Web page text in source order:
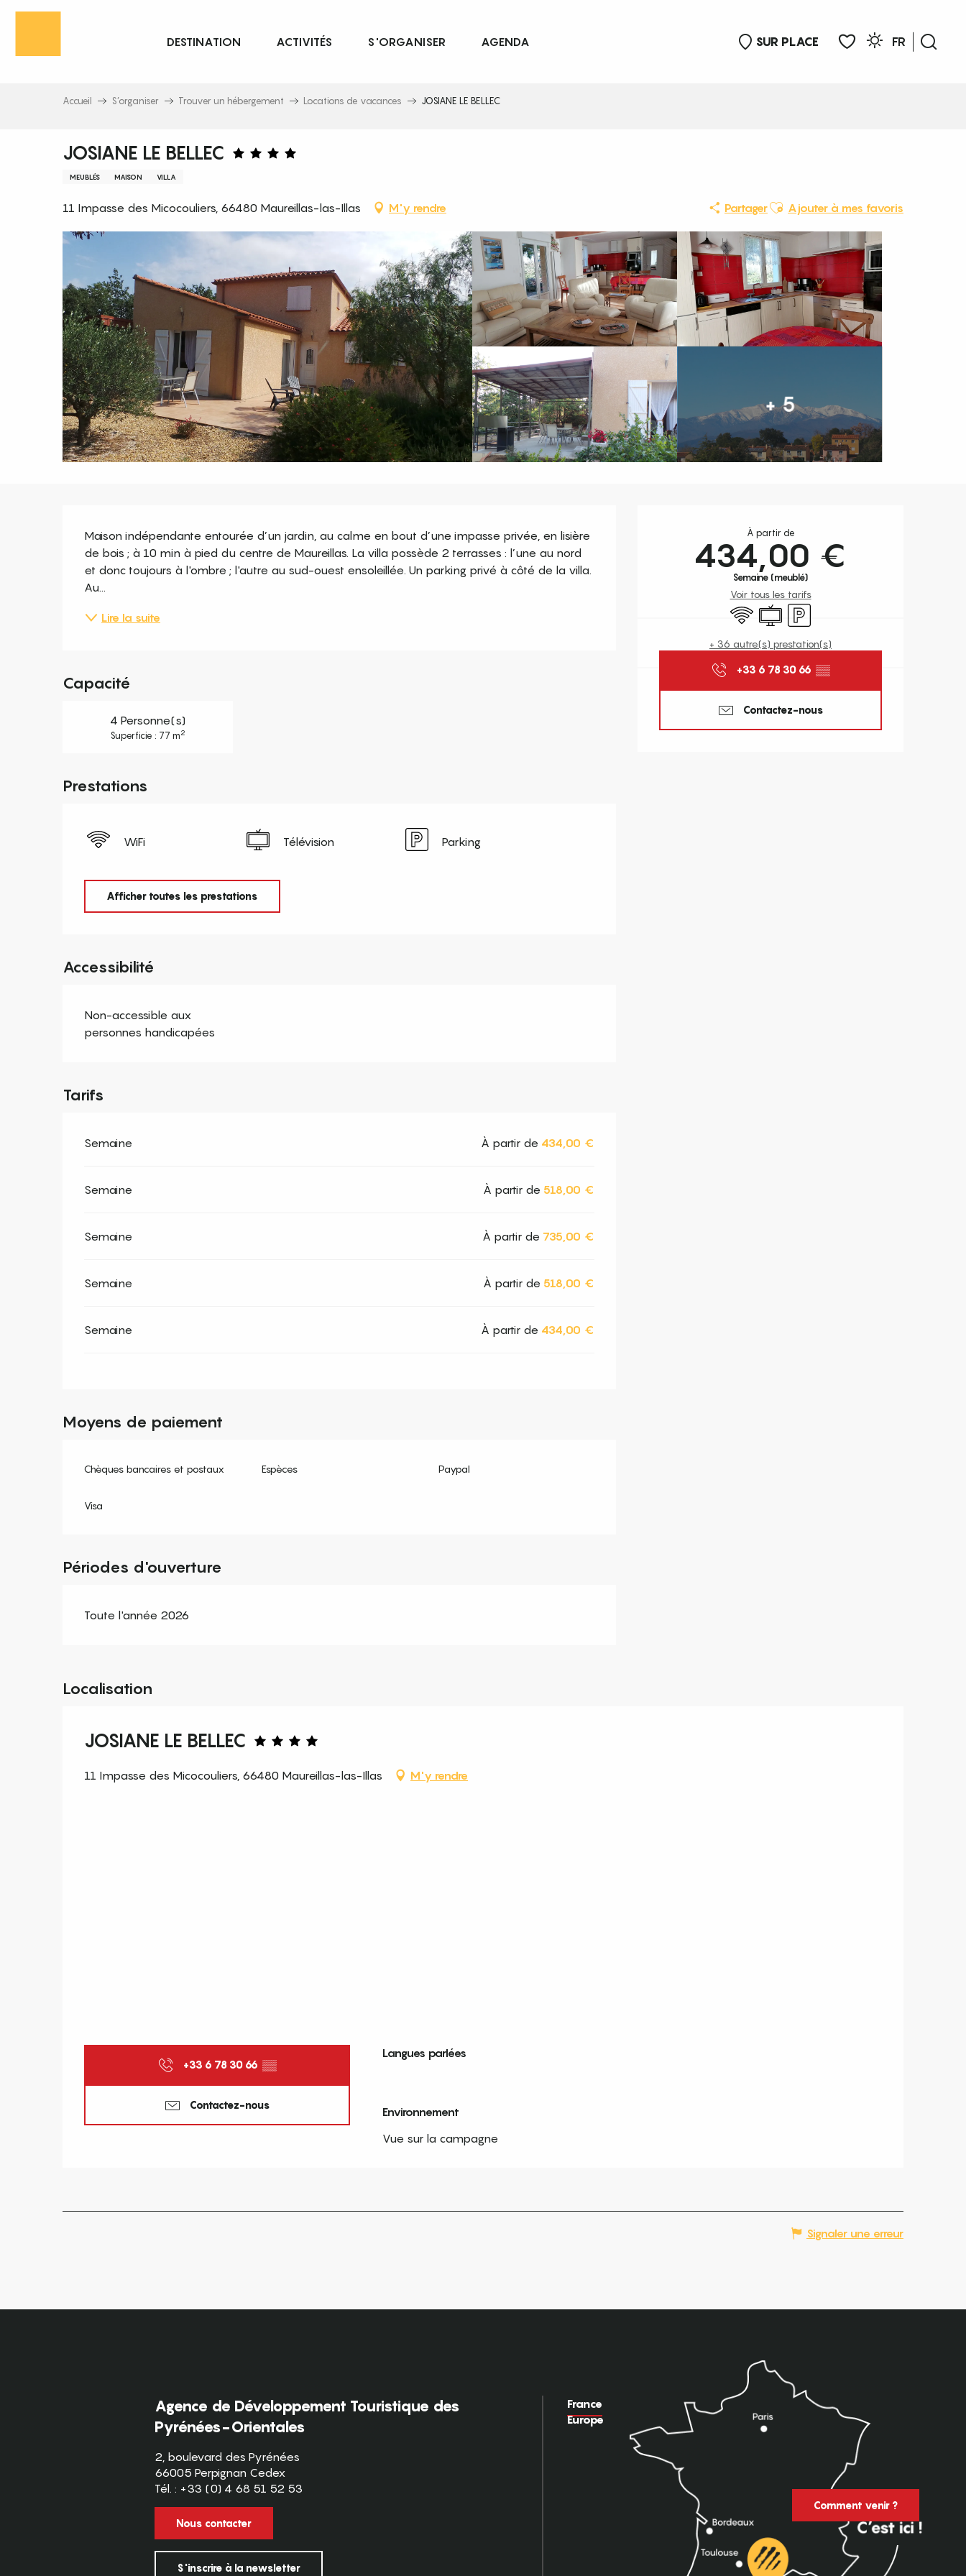
Aller
principal
SUR PLACE
FR
DESTINATION ACTIVITÉS S'ORGANISER AGENDA
Accueil S’organiser Trouver un hébergement Locations de vacances JOSIANE LE BELLEC
JOSIANE LE BELLEC
MEUBLÉS MAISON VILLA
11 Impasse des Micocouliers, 66480 Maureillas-las-Illas M'y rendre PartagerAjouter aux favoris
Ajouter à mes favoris
+ 5
Ouverture et coordonnées
À partir de
434,00 €
Semaine (meublé)
Voir tous les tarifs
WiFi Télévision
Parking
+ 36 autre(s) prestation(s)
+33 6 78 30 66 ▒▒
Contactez-nous
Description
Maison indépendante entourée d’un jardin, au calme en bout d’une impasse privée, en lisière
de bois ; à 10 min à pied du centre de Maureillas. La villa possède 2 terrasses : l’une au nord
et donc toujours à l'ombre ; l'autre au sud-ouest ensoleillée. Un parking privé à côté de la villa.
Au...
Lire la suite
Capacité
4 Personne(s)
Superficie : 77 m2
Prestations
WiFi Télévision Parking
Afficher toutes les prestations
Accessibilité
Non-accessible aux
personnes handicapées
Tarifs
Semaine À partir de 434,00 €
Semaine À partir de 518,00 €
Semaine À partir de 735,00 €
Semaine À partir de 518,00 €
Semaine À partir de 434,00 €
Moyens de paiement
Chèques bancaires et postaux Espèces Paypal
Visa
Périodes d'ouverture
Toute l'année 2026
Localisation
JOSIANE LE BELLEC
11 Impasse des Micocouliers, 66480 Maureillas-las-Illas M'y rendre
+33 6 78 30 66 ▒▒
Contactez-nous
Langues parlées
Langues parlées
Environnement
Environnement
Vue sur la campagne
Signaler une erreur
Agence de Développement Touristique des
Pyrénées-Orientales
2, boulevard des Pyrénées
66005 Perpignan Cedex
Tél. : +33 (0) 4 68 51 52 53
Nous contacter
S'inscrire à la newsletter
France
Europe
Comment venir ?